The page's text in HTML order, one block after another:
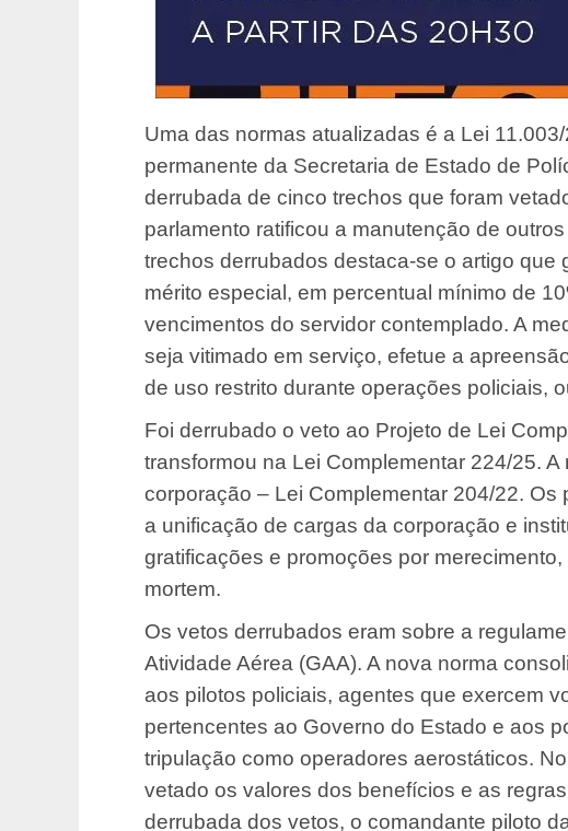
Uma das normas atualizadas é a Lei
permanente da Secretaria de Estado de
derrubada de cinco trechos que foram
parlamento ratificou a manutenção de
trechos derrubados destaca-se o artigo que
mérito especial, em percentual mínimo de
vencimentos do servidor contemplado. A
seja vitimado em serviço, efetue a
de uso restrito durante operações policiais,
Foi derrubado o veto ao Projeto de Lei
transformou na Lei Complementar 224/25.
corporação – Lei Complementar 204/22. Os
a unificação de cargas da corporação e
gratificações e promoções por
mortem.
Os vetos derrubados eram sobre a
Atividade Aérea (GAA). A nova norma
aos pilotos policiais, agentes que exercem
pertencentes ao Governo do Estado e aos
tripulação como operadores aerostáticos.
vetado os valores dos benefícios e as
derrubada dos vetos, o comandante piloto